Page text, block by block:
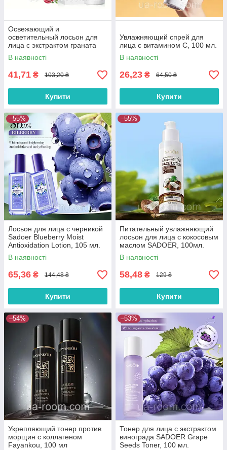
Освежающий и
осветительный лосьон для
лица с экстрактом граната
Sadoer, 120 мл.
В наявності
41,71 ₴ 103,20 ₴
Купити
Увлажняющий спрей для
лица с витамином С, 100 мл.
В наявності
26,23 ₴ 64,50 ₴
Купити
–55%
Лосьон для лица с черникой
Sadoer Blueberry Moist
Antioxidation Lotion, 105 мл.
В наявності
65,36 ₴ 144,48 ₴
Купити
–55%
Питательный увлажняющий
лосьон для лица с кокосовым
маслом SADOER, 100мл.
В наявності
58,48 ₴ 129 ₴
Купити
–54%
Укрепляющий тонер против
морщин с коллагеном
Fayankou, 100 мл
–53%
Тонер для лица с экстрактом
винограда SADOER Grape
Seeds Toner, 100 мл.